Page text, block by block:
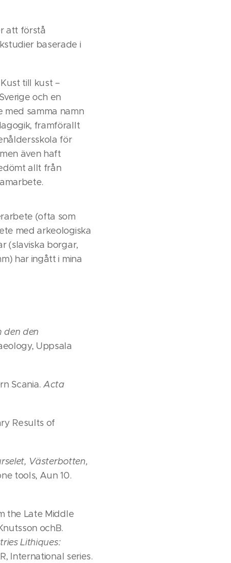
att förstå
baserade i
till kust –
och en
med samma namn
framförallt
för
även haft
allt från
(ofta som
med arkeologiska
(slaviska borgar,
har ingått i mina
den den
Uppsala
Scania. Acta
Results of
Västerbotten,
tools, Aun 10.
the Late Middle
ochB.
Lithiques:
International series.